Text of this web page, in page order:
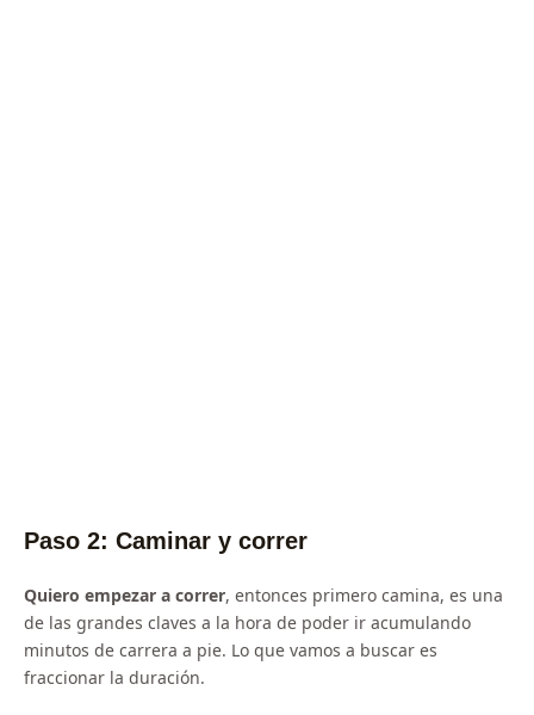
Paso 2: Caminar y correr
Quiero empezar a correr, entonces primero camina, es una
de las grandes claves a la hora de poder ir acumulando
minutos de carrera a pie. Lo que vamos a buscar es
fraccionar la duración.